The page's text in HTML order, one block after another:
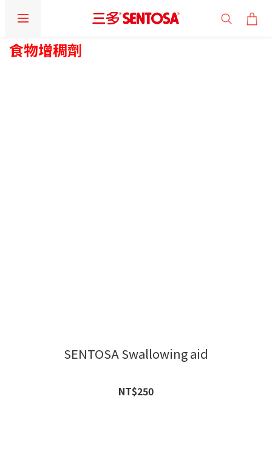
食物增稠劑
SENTOSA Swallowing aid
NT$250